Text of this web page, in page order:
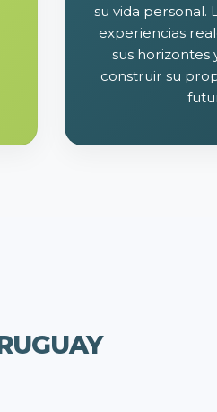
su vida personal.
experiencias
sus horizontes
construir su